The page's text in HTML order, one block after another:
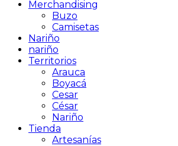
Merchandising
Buzo
Camisetas
Nariño
nariño
Territorios
Arauca
Boyacá
Cesar
César
Nariño
Tienda
Artesanías